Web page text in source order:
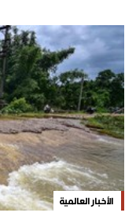
الأخبار العالمية